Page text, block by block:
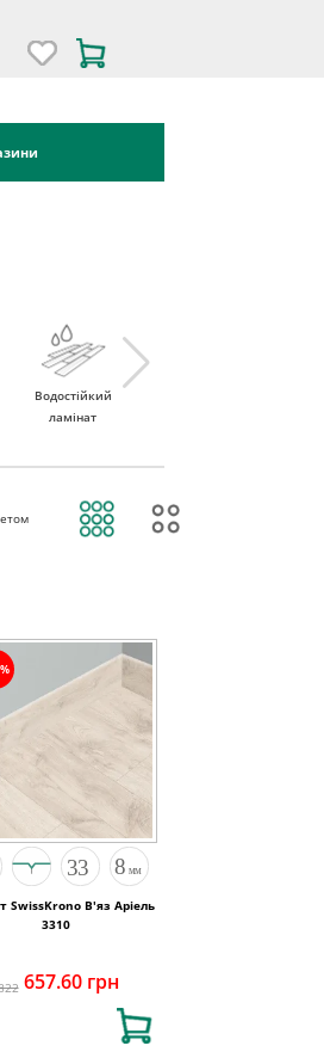
Водостійкий
ламінат
SwissKrono В'яз Аріель
3310
657.60 грн